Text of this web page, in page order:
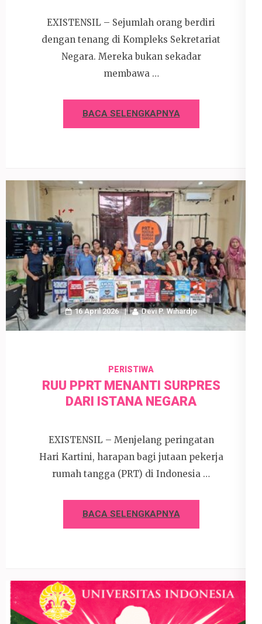
EXISTENSIL – Sejumlah orang berdiri
dengan tenang di Kompleks Sekretariat
Negara. Mereka bukan sekadar
membawa …
BACA SELENGKAPNYA
16 April 2026 Devi P. Wihardjo
PERISTIWA
RUU PPRT MENANTI SURPRES
DARI ISTANA NEGARA
EXISTENSIL – Menjelang peringatan
Hari Kartini, harapan bagi jutaan pekerja
rumah tangga (PRT) di Indonesia …
BACA SELENGKAPNYA